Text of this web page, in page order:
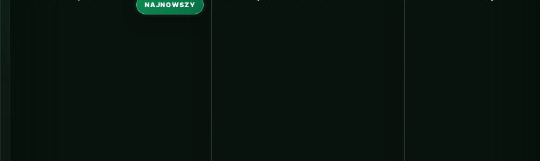
NAJNOWSZY